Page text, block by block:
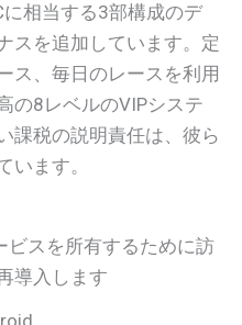
相当する3部構成のデ
スを追加しています。定
ス、毎日のレースを利用
の8レベルのVIPシステ
課税の説明責任は、彼ら
います。
ビスを所有するために訪
導入します